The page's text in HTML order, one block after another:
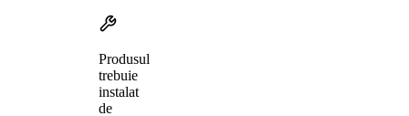
Produsul
trebuie
instalat
de